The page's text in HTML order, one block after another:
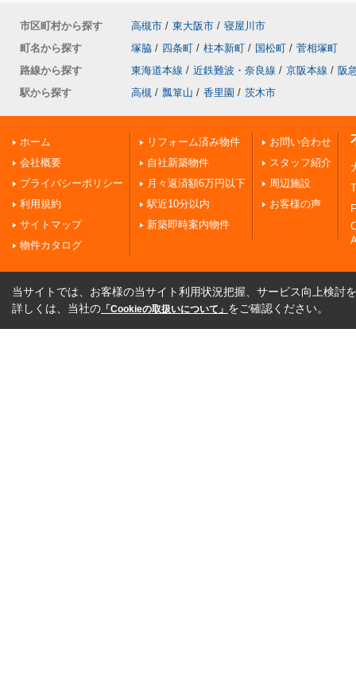
市区町村から探す 高槻市 / 東大阪市 / 寝屋川市
町名から探す
塚脇 / 四条町 / 柱本新町 / 国松町 / 菅相塚町
路線から探す
東海道本線 / 近鉄難波・奈良線 / 京阪本線 / 阪
駅から探す
高槻 / 瓢箪山 / 香里園 / 茨木市
ホーム
会社概要
プライバシーポリシー
利用規約
サイトマップ
物件カタログ
リフォーム済み物件
自社新築物件
月々返済額6万円以下
駅近10分以内
新築即時案内物件
お問い合わせ
スタッフ紹介
周辺施設
お客様の声
当サイトでは、お客様の当サイト利用状況把握、サービス向上検討
詳しくは、当社の 「Cookieの取扱いについて」 をご確認ください。